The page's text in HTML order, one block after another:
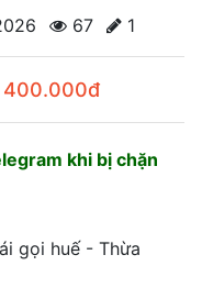
67 1
khi bị chặn
gọi huế - Thừa